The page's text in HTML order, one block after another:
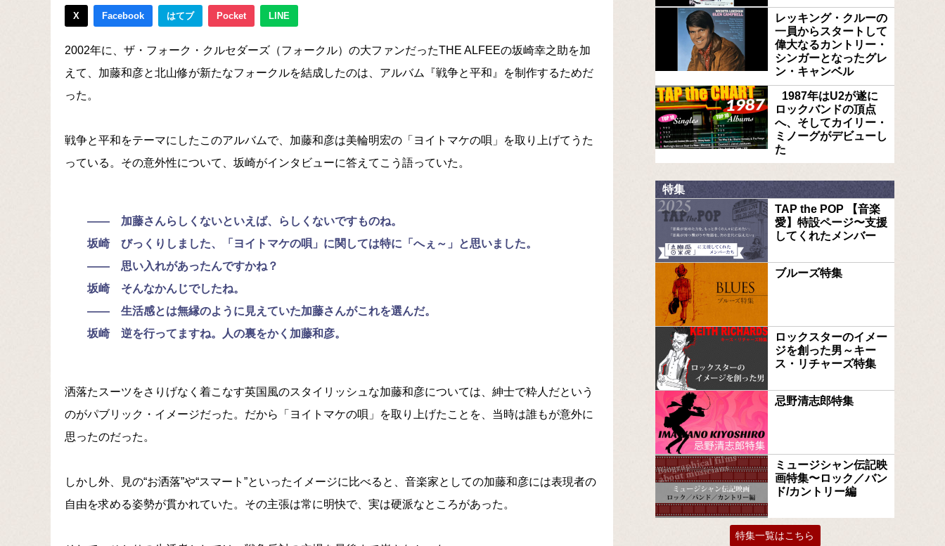
X Facebook はてブ Pocket LINE
2002年に、ザ・フォーク・クルセダーズ（フォークル）の大ファンだったTHE ALFEEの坂崎幸之助を加
えて、加藤和彦と北山修が新たなフォークルを結成したのは、アルバム『戦争と平和』を制作するためだ
った。
戦争と平和をテーマにしたこのアルバムで、加藤和彦は美輪明宏の「ヨイトマケの唄」を取り上げてうた
っている。その意外性について、坂崎がインタビューに答えてこう語っていた。
―― 加藤さんらしくないといえば、らしくないですものね。
坂崎 びっくりしました、「ヨイトマケの唄」に関しては特に「へぇ～」と思いました。
―― 思い入れがあったんですかね？
坂崎 そんなかんじでしたね。
―― 生活感とは無縁のように見えていた加藤さんがこれを選んだ。
坂崎 逆を行ってますね。人の裏をかく加藤和彦。
洒落たスーツをさりげなく着こなす英国風のスタイリッシュな加藤和彦については、紳士で粋人だという
のがパブリック・イメージだった。だから「ヨイトマケの唄」を取り上げたことを、当時は誰もが意外に
思ったのだった。
しかし外、見の“お洒落”や“スマート”といったイメージに比べると、音楽家としての加藤和彦には表現者の
自由を求める姿勢が貫かれていた。その主張は常に明快で、実は硬派なところがあった。
レッキング・クルーの
一員からスタートして
偉大なるカントリー・
シンガーとなったグレ
ン・キャンベル
1987年はU2が遂に
ロックバンドの頂点
へ、そしてカイリー・
ミノーグがデビューし
た
特集
TAP the POP 【音楽
愛】特設ページ〜支援
してくれたメンバー
ブルーズ特集
ロックスターのイメー
ジを創った男～キー
ス・リチャーズ特集
忌野清志郎特集
ミュージシャン伝記映
画特集〜ロック／バン
ド/カントリー編
特集一覧はこちら